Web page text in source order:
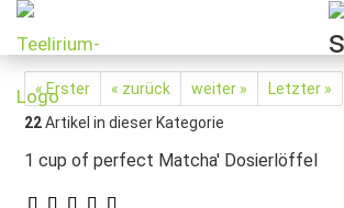
« Erster « zurück weiter »
Letzter »
22Artikel in dieser Kategorie
1 cup of perfect Matcha' Dosierlöffel